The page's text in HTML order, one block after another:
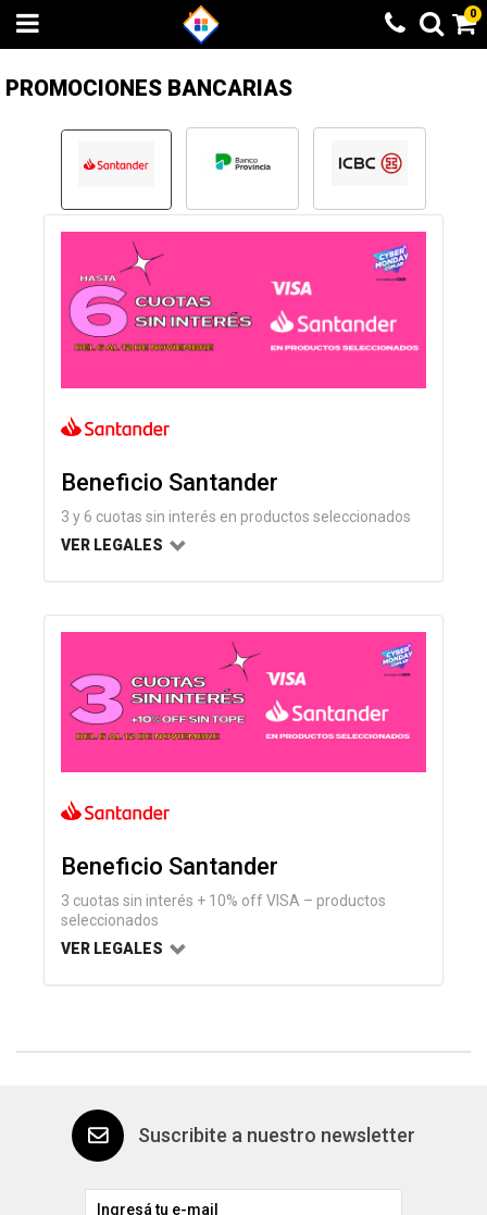
0
PROMOCIONES BANCARIAS
Beneficio Santander
3 y 6 cuotas sin interés en productos seleccionados
VER LEGALES
Beneficio Santander
3 cuotas sin interés + 10% off VISA – productos
seleccionados
VER LEGALES
Suscribite a nuestro newsletter